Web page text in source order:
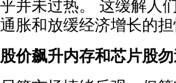
乎并未过热。 这缓解人
通胀和放缓经济增长的担
股价飙升内存和芯片股